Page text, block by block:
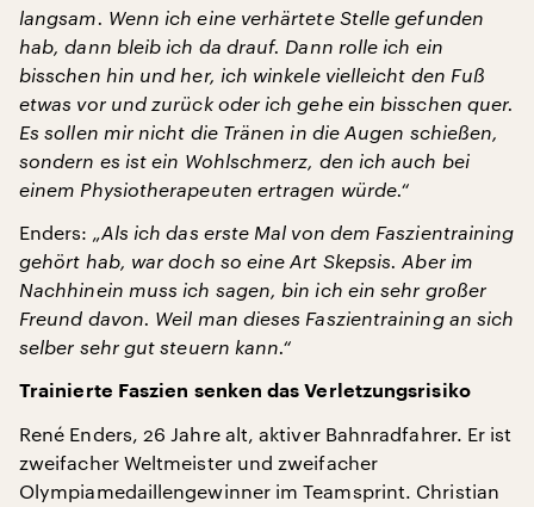
langsam. Wenn ich eine verhärtete Stelle gefunden
hab, dann bleib ich da drauf. Dann rolle ich ein
bisschen hin und her, ich winkele vielleicht den Fuß
etwas vor und zurück oder ich gehe ein bisschen quer.
Es sollen mir nicht die Tränen in die Augen schießen,
sondern es ist ein Wohlschmerz, den ich auch bei
einem Physiotherapeuten ertragen würde.“
Enders: „Als ich das erste Mal von dem Faszientraining
gehört hab, war doch so eine Art Skepsis. Aber im
Nachhinein muss ich sagen, bin ich ein sehr großer
Freund davon. Weil man dieses Faszientraining an sich
selber sehr gut steuern kann.“
Trainierte Faszien senken das Verletzungsrisiko
René Enders, 26 Jahre alt, aktiver Bahnradfahrer. Er ist
zweifacher Weltmeister und zweifacher
Olympiamedaillengewinner im Teamsprint. Christian